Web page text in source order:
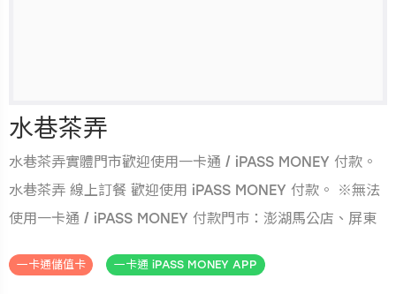
水巷茶弄
水巷茶弄實體門市歡迎使用一卡通 / iPASS MONEY 付款。
水巷茶弄 線上訂餐 歡迎使用 iPASS MONEY 付款。 ※無法
使用一卡通 / iPASS MONEY 付款門巿：澎湖馬公店、屏東
準。
一卡通儲值卡 一卡通 iPASS MONEY APP